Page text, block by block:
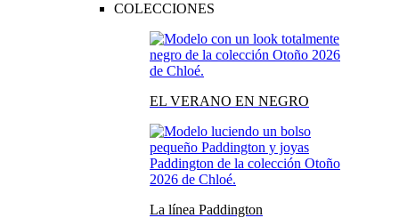
COLECCIONES
EL VERANO EN NEGRO
La línea Paddington